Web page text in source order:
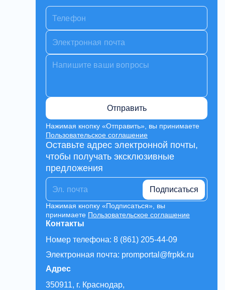
Контакты
Номер телефона: 8 (861) 205-44-09
Электронная почта: promportal@frpkk.ru
Адрес
350911, г. Краснодар,
Отправить
Нажимая кнопку «Отправить», вы принимаете
Пользовательское соглашение
Оставьте адрес электронной почты,
чтобы получать эксклюзивные
предложения
Подписаться
Нажимая кнопку «Подписаться», вы
принимаете Пользовательское соглашение